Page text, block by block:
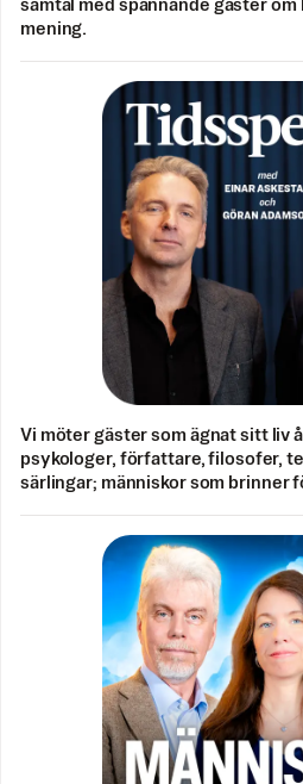
samtal med spännande gäster om
mening.
Vi möter gäster som ägnat sitt liv
psykologer, författare, filosofer,
särlingar; människor som brinner